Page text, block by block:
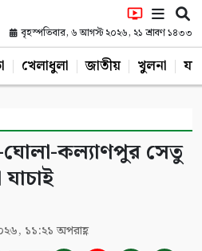
বৃহস্পতিবার, ৬ আগস্ট ২০২৬, ২১ শ্রাবণ ১৪৩৩
খেলাধুলা জাতীয় খুলনা
কল্যাণপুর সেতু
যাচাই
১১:২১ অপরাহ্ণ